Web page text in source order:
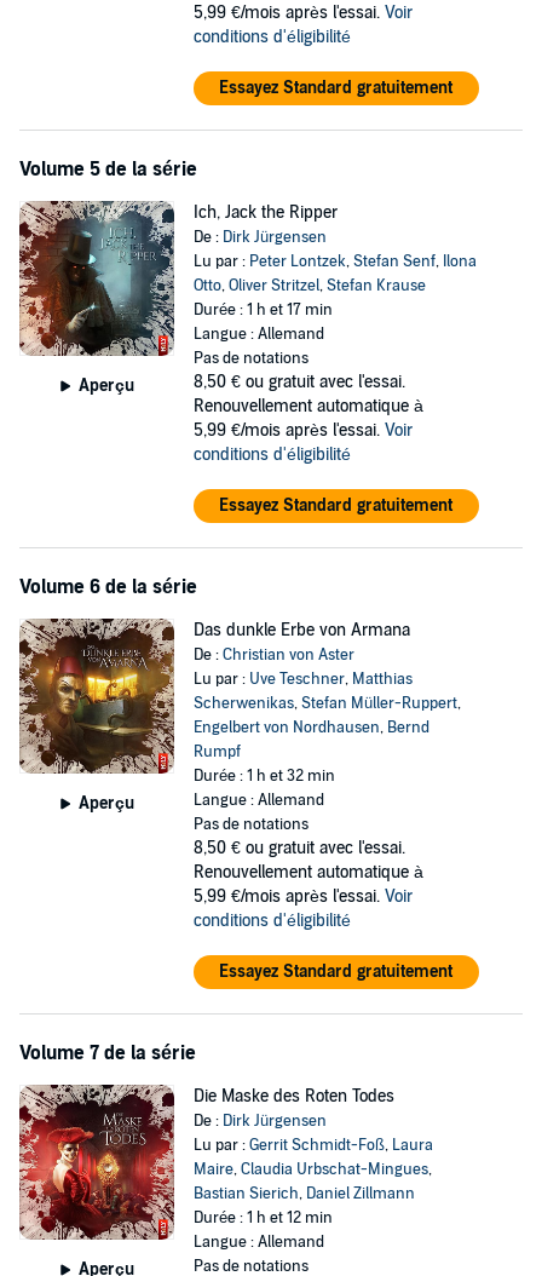
5,99 €/mois après l'essai. Voir
conditions d'éligibilité
Essayez Standard gratuitement
Volume 5 de la série
Aperçu
Ich, Jack the Ripper
De : Dirk Jürgensen
Lu par : Peter Lontzek,Stefan Senf, Ilona
Otto,Oliver Stritzel,Stefan Krause
Durée : 1 h et 17 min
Langue : Allemand
Pas de notations
8,50 € ou gratuit avec l'essai.
Renouvellement automatique à
5,99 €/mois après l'essai. Voir
conditions d'éligibilité
Essayez Standard gratuitement
Volume 6 de la série
Aperçu
Das dunkle Erbe von Armana
De :Christian von Aster
Lu par : Uve Teschner, Matthias
Scherwenikas,Stefan Müller-Ruppert,
Engelbert von Nordhausen, Bernd
Rumpf
Durée : 1 h et 32 min
Langue : Allemand
Pas de notations
8,50 € ou gratuit avec l'essai.
Renouvellement automatique à
5,99 €/mois après l'essai. Voir
conditions d'éligibilité
Essayez Standard gratuitement
Volume 7 de la série
Aperçu
Die Maske des Roten Todes
De : Dirk Jürgensen
Lu par :Gerrit Schmidt-Foß, Laura
Maire,Claudia Urbschat-Mingues,
Bastian Sierich, Daniel Zillmann
Durée : 1 h et 12 min
Langue : Allemand
Pas de notations